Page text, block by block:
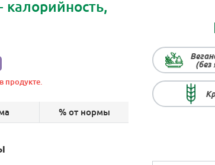
продукте.
% от нормы
(без